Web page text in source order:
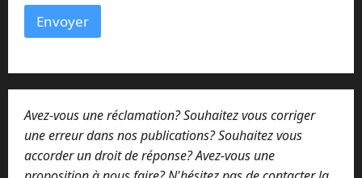
Envoyer
Avez-vous une réclamation? Souhaitez vous corriger
une erreur dans nos publications? Souhaitez vous
accorder un droit de réponse? Avez-vous une